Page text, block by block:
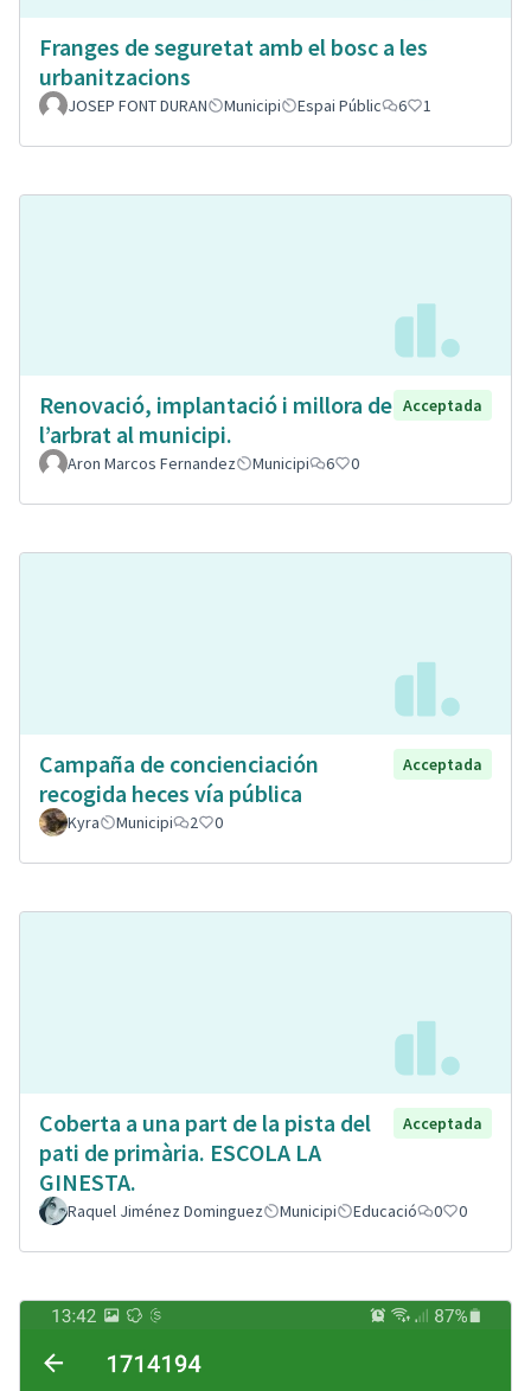
Franges de seguretat amb el bosc a les
urbanitzacions
JOSEP FONT DURAN Municipi Espai Públic 6 1
Renovació, implantació i millora de
l’arbrat al municipi.
Acceptada
Aron Marcos Fernandez Municipi 6 0
Campaña de concienciación
recogida heces vía pública
Acceptada
Kyra Municipi 2 0
Coberta a una part de la pista del
pati de primària. ESCOLA LA
GINESTA.
Acceptada
Raquel Jiménez Dominguez Municipi Educació 0 0